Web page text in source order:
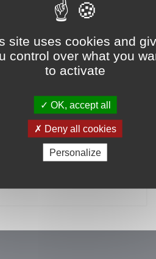
site uses cookies and
control over what you
to activate
OK, accept all
Deny all cookies
Personalize
Mot de passe oublié ?